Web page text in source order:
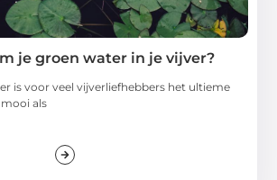
je groen water in je vijver?
is voor veel vijverliefhebbers het ultieme
als